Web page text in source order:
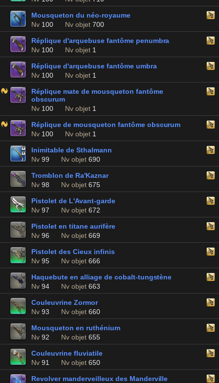
Mousqueton du néo-royaume
Nv 100 Nv objet 700
Réplique d'arquebuse fantôme penumbra
Nv 100 Nv objet 1
Réplique d'arquebuse fantôme umbra
Nv 100 Nv objet 1
Réplique mate de mousqueton fantôme
obscurum
Nv 100 Nv objet 1
Réplique de mousqueton fantôme obscurum
Nv 100 Nv objet 1
Inimitable de Sthalmann
Nv 99 Nv objet 690
Tromblon de Ra'Kaznar
Nv 98 Nv objet 675
Pistolet de L'Avant-garde
Nv 97 Nv objet 672
Pistolet en titane aurifère
Nv 96 Nv objet 669
Pistolet des Cieux infinis
Nv 95 Nv objet 666
Haquebute en alliage de cobalt-tungstène
Nv 94 Nv objet 663
Couleuvrine Zormor
Nv 93 Nv objet 660
Mousqueton en ruthénium
Nv 92 Nv objet 655
Couleuvrine fluviatile
Nv 91 Nv objet 650
Revolver manderveilleux des Manderville